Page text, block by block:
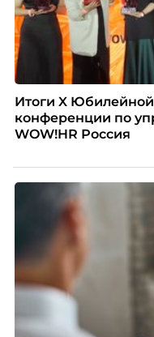
Итоги X
конференции по
WOW!HR Россия